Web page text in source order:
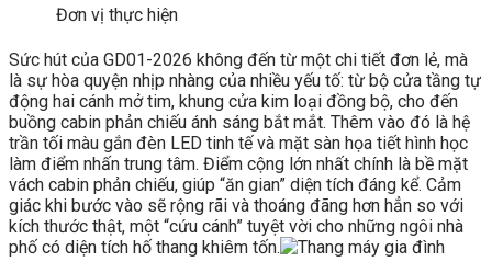
Đơn vị thực hiện
Sức hút của GD01-2026 không đến từ một chi tiết đơn lẻ, mà
là sự hòa quyện nhịp nhàng của nhiều yếu tố: từ bộ cửa tầng tự
động hai cánh mở tim, khung cửa kim loại đồng bộ, cho đến
buồng cabin phản chiếu ánh sáng bắt mắt. Thêm vào đó là hệ
trần tối màu gắn đèn LED tinh tế và mặt sàn họa tiết hình học
làm điểm nhấn trung tâm. Điểm cộng lớn nhất chính là bề mặt
vách cabin phản chiếu, giúp “ăn gian” diện tích đáng kể. Cảm
giác khi bước vào sẽ rộng rãi và thoáng đãng hơn hẳn so với
kích thước thật, một “cứu cánh” tuyệt vời cho những ngôi nhà
phố có diện tích hố thang khiêm tốn.